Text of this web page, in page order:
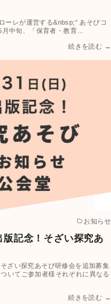
ーレが運営する&nbsp;“ あそびコ
月中旬、「保育者・教育…
続きを読む →
お知らせ
記念！そざい探究あ
ざい探究あそび研修会を追加募集
いてご参加者様それぞれに異なる
続きを読む →